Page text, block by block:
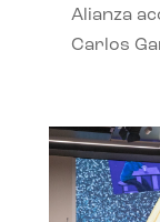
Alianza
Carlos